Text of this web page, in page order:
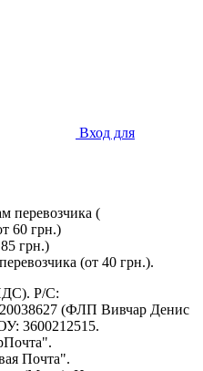
Вход для
перевозчика (
60 грн.)
грн.)
(от 40 грн.).
Р/С:
(ФЛП Вивчар Денис
3600212515.
Почта".